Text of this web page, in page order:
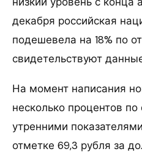
декабря российская
подешевела на 18% по
свидетельствуют
На момент написания
несколько процентов
утренними
отметке 69,3 рубля за